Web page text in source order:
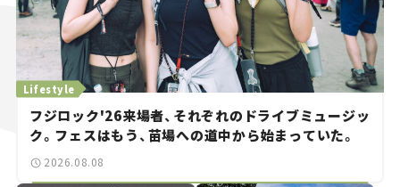
フジロック'26来場者、それぞれのドライブミュージッ
ク。フェスはもう、苗場への道中から始まっていた。
Lifestyle
2026.08.08